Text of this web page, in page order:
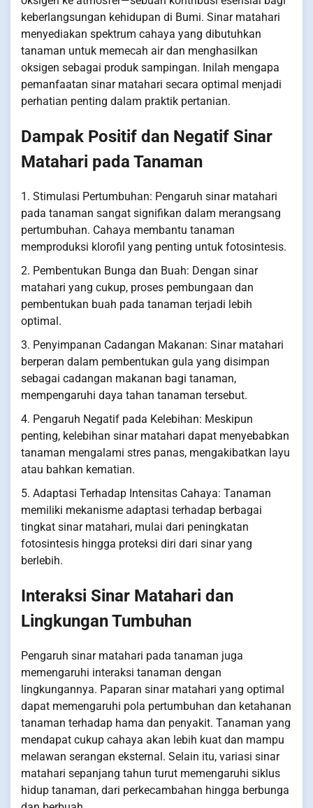
keberlangsungan kehidupan di Bumi. Sinar matahari
menyediakan spektrum cahaya yang dibutuhkan
tanaman untuk memecah air dan menghasilkan
oksigen sebagai produk sampingan. Inilah mengapa
pemanfaatan sinar matahari secara optimal menjadi
perhatian penting dalam praktik pertanian.
Dampak Positif dan Negatif Sinar
Matahari pada Tanaman
1. Stimulasi Pertumbuhan: Pengaruh sinar matahari
pada tanaman sangat signifikan dalam merangsang
pertumbuhan. Cahaya membantu tanaman
memproduksi klorofil yang penting untuk fotosintesis.
2. Pembentukan Bunga dan Buah: Dengan sinar
matahari yang cukup, proses pembungaan dan
pembentukan buah pada tanaman terjadi lebih
optimal.
3. Penyimpanan Cadangan Makanan: Sinar matahari
berperan dalam pembentukan gula yang disimpan
sebagai cadangan makanan bagi tanaman,
mempengaruhi daya tahan tanaman tersebut.
4. Pengaruh Negatif pada Kelebihan: Meskipun
penting, kelebihan sinar matahari dapat menyebabkan
tanaman mengalami stres panas, mengakibatkan layu
atau bahkan kematian.
5. Adaptasi Terhadap Intensitas Cahaya: Tanaman
memiliki mekanisme adaptasi terhadap berbagai
tingkat sinar matahari, mulai dari peningkatan
fotosintesis hingga proteksi diri dari sinar yang
berlebih.
Interaksi Sinar Matahari dan
Lingkungan Tumbuhan
Pengaruh sinar matahari pada tanaman juga
memengaruhi interaksi tanaman dengan
lingkungannya. Paparan sinar matahari yang optimal
dapat memengaruhi pola pertumbuhan dan ketahanan
tanaman terhadap hama dan penyakit. Tanaman yang
mendapat cukup cahaya akan lebih kuat dan mampu
melawan serangan eksternal. Selain itu, variasi sinar
matahari sepanjang tahun turut memengaruhi siklus
hidup tanaman, dari perkecambahan hingga berbunga